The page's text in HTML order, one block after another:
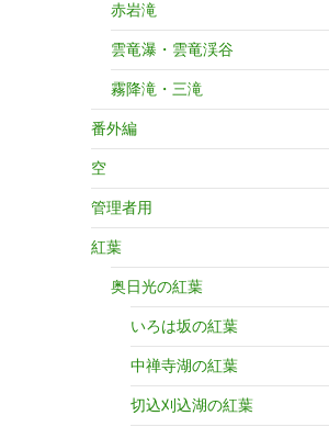
赤岩滝
雲竜瀑・雲竜渓谷
霧降滝・三滝
番外編
空
管理者用
紅葉
奥日光の紅葉
いろは坂の紅葉
中禅寺湖の紅葉
切込刈込湖の紅葉